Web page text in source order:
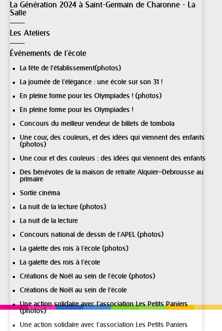
La Génération 2024 à Saint-Germain de Charonne - La
Salle
Les Ateliers
Événements de l'école
La fête de l'établissement(photos)
La journée de l’élégance : une école sur son 31 !
En pleine forme pour les Olympiades ! (photos)
En pleine forme pour les Olympiades !
Concours du meilleur vendeur de billets de tombola
Une cour, des couleurs, et des idées qui viennent des enfants
(photos)
Une cour et des couleurs : des idées qui viennent des enfants
Des bénévoles de la maison de retraite Alquier–Debrousse au
primaire
Sortie cinéma
La nuit de la lecture (photos)
La nuit de la lecture
Concours national de dessin de l’APEL (photos)
La galette des rois à l’école (photos)
La galette des rois à l’école
Créations de Noêl au sein de l'école (photos)
Créations de Noël au sein de l'école
Une action solidaire avec l’association Les Petits Paniers
(photos)
Une action solidaire avec l’association Les Petits Paniers